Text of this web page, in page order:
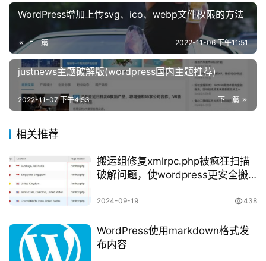
签
云
WordPress增加上传svg、ico、webp文件权限的方法
上一篇 2022-11-06 下午11:51
justnews主题破解版(wordpress国内主题推荐)
下一篇
2022-11-07 下午4:53
相关推荐
搬运组修复xmlrpc.php被疯狂扫描
破解问题，使wordpress更安全搬
2024-09-19 438
WordPress使用markdown格式发
布内容